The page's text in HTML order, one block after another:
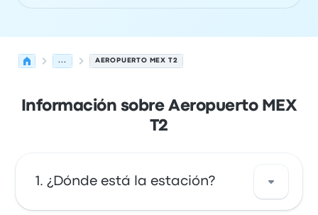
... AEROPUERTO MEX T2
Información sobre Aeropuerto MEX
T2
¿Dónde está la estación?